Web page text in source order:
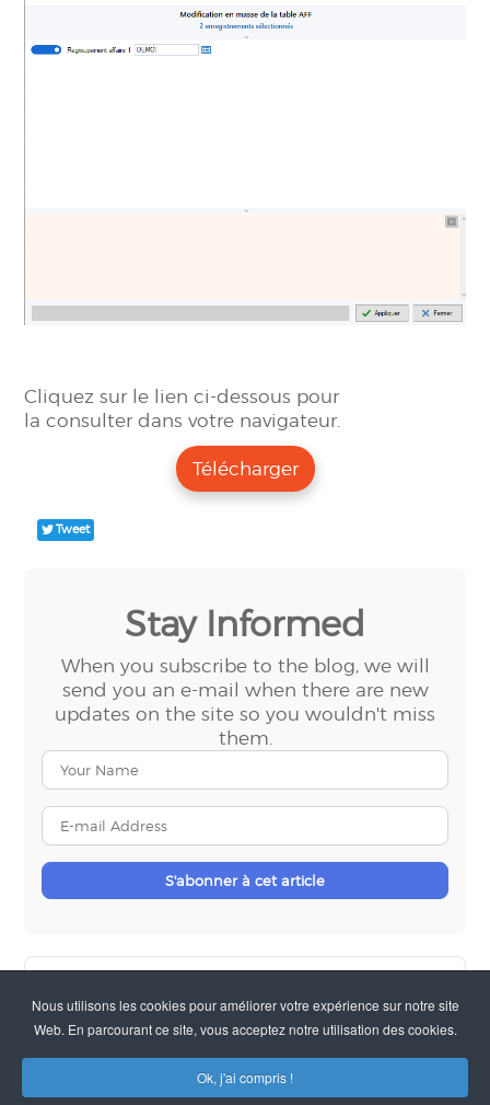
Nous utilisons les cookies pour améliorer votre expérience sur notre site
Web. En parcourant ce site, vous acceptez notre utilisation des cookies.
Ok, j'ai compris !
Cliquez sur le lien ci-dessous pour
la consulter dans votre navigateur.
Télécharger
Tweet
Stay Informed
When you subscribe to the blog, we will
send you an e-mail when there are new
updates on the site so you wouldn't miss
them.
Name
mail
Address
S'abonner à cet article
SQI IT… Une équipe d’experts au service de l’héber...